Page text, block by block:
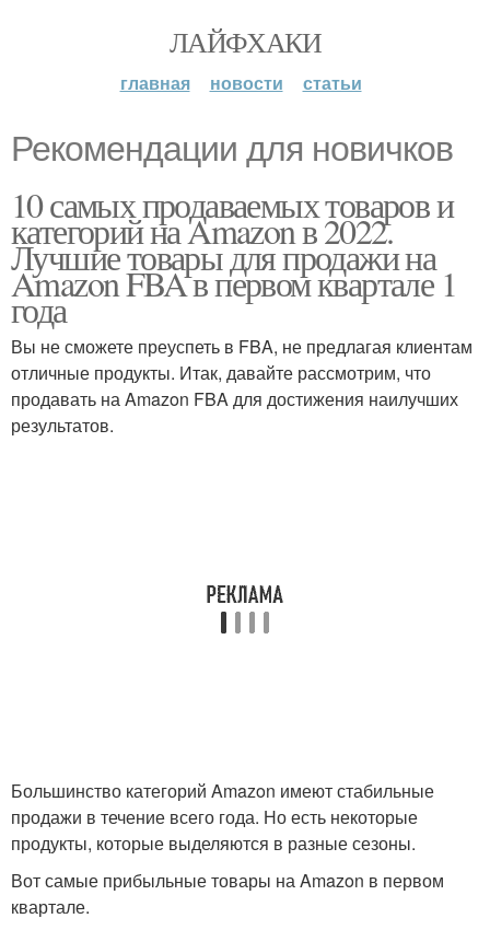
ЛАЙФХАКИ
главная новости статьи
Рекомендации для новичков
10 самых продаваемых товаров и
категорий на Amazon в 2022.
Лучшие товары для продажи на
Amazon FBA в первом квартале 1
года
Вы не сможете преуспеть в FBA, не предлагая клиентам
отличные продукты. Итак, давайте рассмотрим, что
продавать на Amazon FBA для достижения наилучших
результатов.
Большинство категорий Amazon имеют стабильные
продажи в течение всего года. Но есть некоторые
продукты, которые выделяются в разные сезоны.
Вот самые прибыльные товары на Amazon в первом
квартале.